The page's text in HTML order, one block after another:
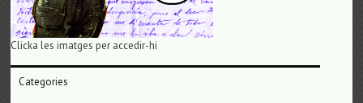
Clicka les imatges per accedir-hi
Categories